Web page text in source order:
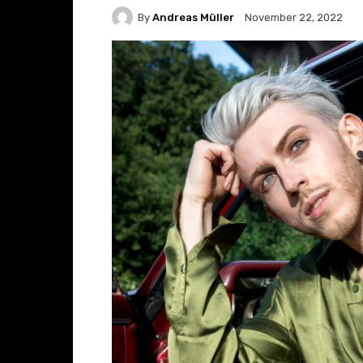
By Andreas Müller November 22, 2022